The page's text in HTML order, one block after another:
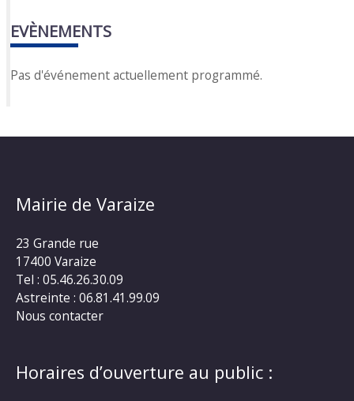
EVÈNEMENTS
Pas d'événement actuellement programmé.
Mairie de Varaize
23 Grande rue
17400 Varaize
Tel : 05.46.26.30.09
Astreinte : 06.81.41.99.09
Nous contacter
Horaires d’ouverture au public :